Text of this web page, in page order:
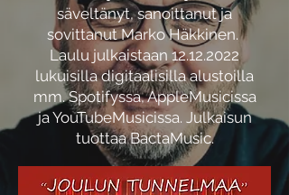
säveltänyt, sanoittanut ja
sovittanut Marko Häkkinen.
Laulu julkaistaan 12.12.2022
lukuisilla digitaalisilla alustoilla
mm. Spotifyssa, AppleMusicissa
ja YouTubeMusicissa. Julkaisun
tuottaa BactaMusic.